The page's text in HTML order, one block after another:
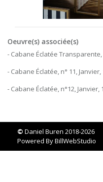
Oeuvre(s) associée(s)
- Cabane Éclatée
- Cabane Éclatée, n° 11,
- Cabane Éclatée, n°12, Janvier,
© Daniel Buren 2018-2026
Powered ByBillWebStudio